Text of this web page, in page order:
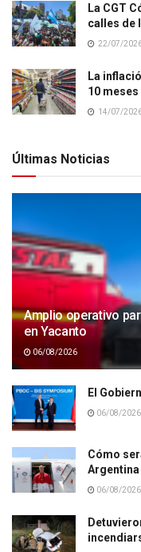
La CGT
calles de
22/07/
La
10 meses
14/07/
Últimas Noticias
Amplio operativo
en Yacanto
06/08/2026
El
06/08/2026
Cómo
Argentina
06/08/2026